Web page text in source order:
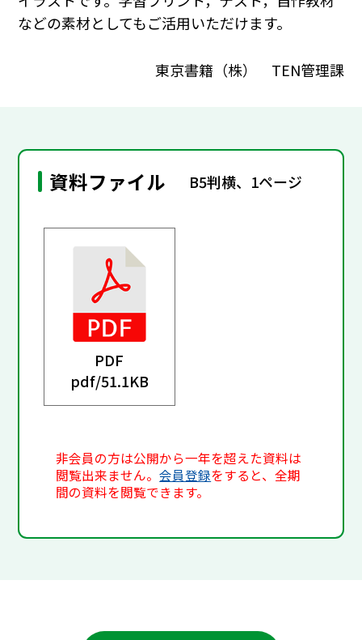
などの素材としてもご活用いただけます。
東京書籍（株） TEN管理課
資料ファイル B5判横、1ページ
PDF
pdf/51.1KB
非会員の方は公開から一年を超えた資料は
閲覧出来ません。会員登録をすると、全期
間の資料を閲覧できます。